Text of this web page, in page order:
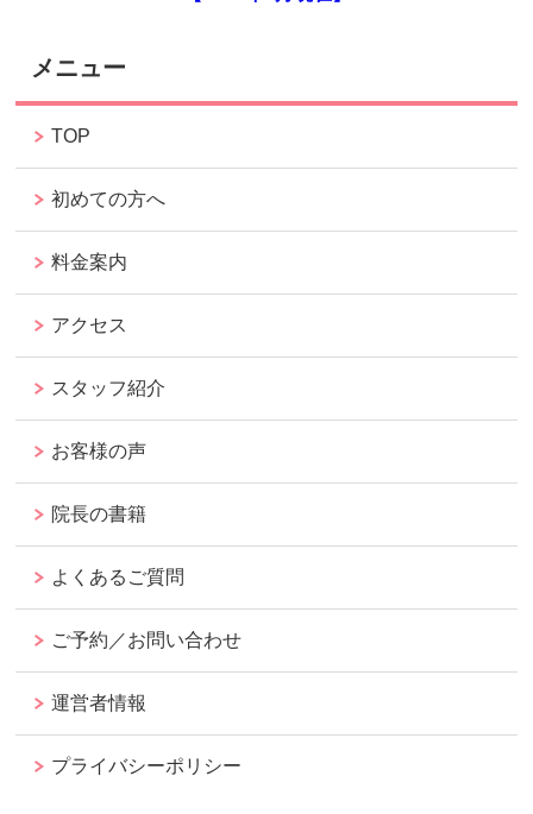
メニュー
TOP
初めての方へ
料金案内
アクセス
スタッフ紹介
お客様の声
院長の書籍
よくあるご質問
ご予約／お問い合わせ
運営者情報
プライバシーポリシー